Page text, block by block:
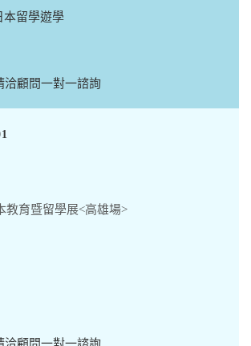
本留學遊學
洽顧問一對一諮詢
教育暨留學展<高雄場>